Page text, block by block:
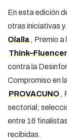
En esta edición
otras iniciativas
Olalla , Premio
Think–Fluencer
contra la
Compromiso en
PROVACUNO ,
sectorial;
entre 16
recibidas.